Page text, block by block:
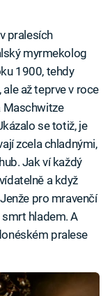
pralesích
myrmekolog
1900, tehdy
, ale až teprve v roce
Maschwitze
se totiž, je
zcela chladnými,
Jak ví každý
a když
pro mravenčí
hladem. A
pralese